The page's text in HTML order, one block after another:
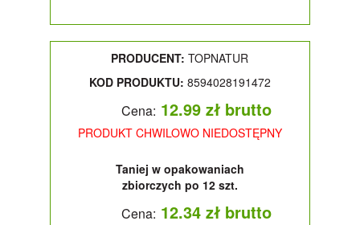
PRODUCENT: TOPNATUR
KOD PRODUKTU: 8594028191472
Cena: 12.99 zł brutto
PRODUKT CHWILOWO NIEDOSTĘPNY
Taniej w opakowaniach
zbiorczych po 12 szt.
Cena: 12.34 zł brutto